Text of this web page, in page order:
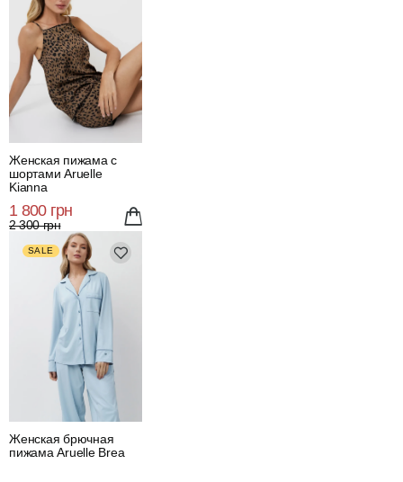
Женская пижама с
шортами Aruelle
Kianna
1 800 грн
2 300 грн
SALE
Женская брючная
пижама Aruelle Brea